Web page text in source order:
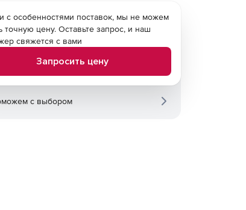
с особенностями поставок, мы не можем
точную цену. Оставьте запрос, и наш
свяжется с вами
Запросить цену
с выбором